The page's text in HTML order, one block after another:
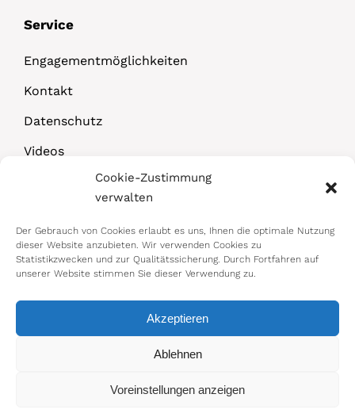
Cookie-Zustimmung
verwalten
Der Gebrauch von Cookies erlaubt es uns, Ihnen die optimale Nutzung
dieser Website anzubieten. Wir verwenden Cookies zu
Statistikzwecken und zur Qualitätssicherung. Durch Fortfahren auf
unserer Website stimmen Sie dieser Verwendung zu.
Akzeptieren
Ablehnen
Voreinstellungen anzeigen
Service
Engagementmöglichkeiten
Kontakt
Datenschutz
Videos
© 2026 Bundesministerium für Arbeit,
Konsumentenschutz